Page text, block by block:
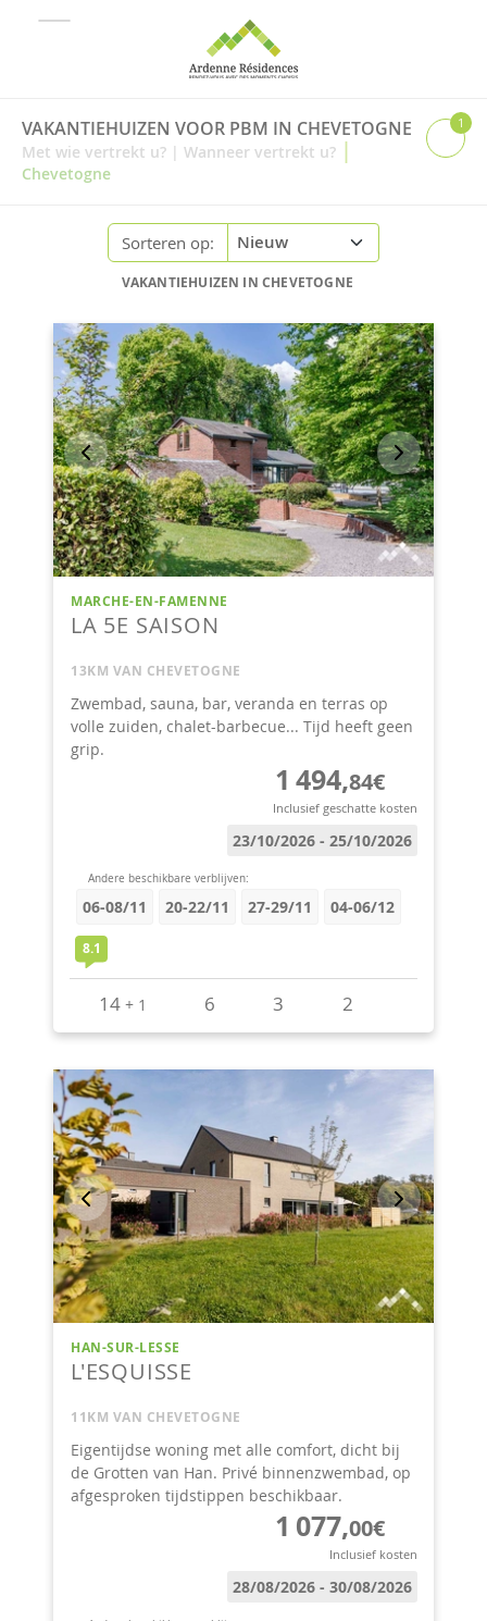
VAKANTIEHUIZEN VOOR PBM IN CHEVETOGNE
Met wie vertrekt u? | Wanneer vertrekt u? |
Chevetogne
1
Sorteren op:
VAKANTIEHUIZEN IN CHEVETOGNE